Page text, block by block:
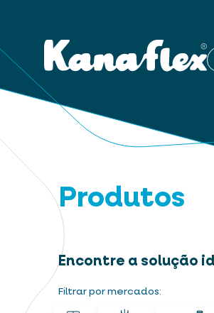
Produtos
Encontre a solução
Filtrar por mercados: